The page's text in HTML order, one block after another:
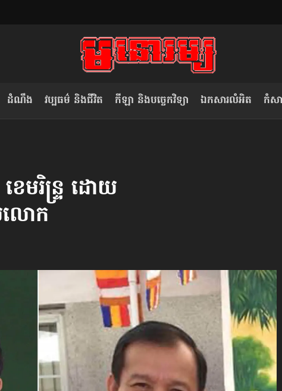
ដំណឹង វប្បធម៌ និងជីវិត កីឡា និងបច្ចេកវិទ្យា ឯកសារលំអិត កំសា
មរិន្ទ្រ ដោយ​
លោក
វៀតណាម ក្នុង​ការប្តូរ​មេដឹកនាំ របស់​
ខ្លួន